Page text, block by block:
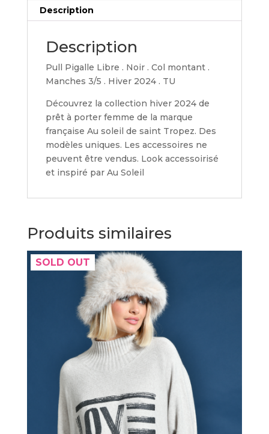
Description
Description
Pull Pigalle Libre . Noir . Col montant .
Manches 3/5 . Hiver 2024 . TU
Découvrez la collection hiver 2024 de
prêt à porter femme de la marque
française Au soleil de saint Tropez. Des
modèles uniques. Les accessoires ne
peuvent être vendus. Look accessoirisé
et inspiré par Au Soleil
Produits similaires
SOLD OUT